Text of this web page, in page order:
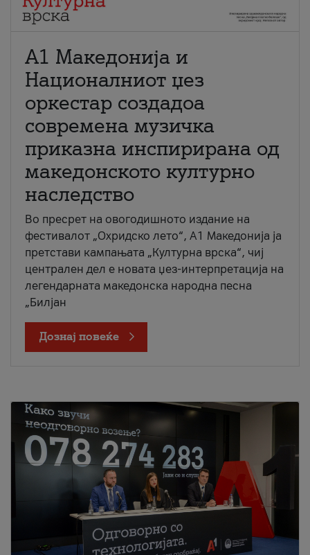
А1 Македонија и
Националниот џез
оркестар создадоа
современа музичка
приказна инспирирана од
македонското културно
наследство
Во пресрет на овогодишното издание на
фестивалот „Охридско лето“, А1 Македонија ја
претстави кампањата „Културна врска“, чиј
централен дел е новата џез-интерпретација на
легендарната македонска народна песна
„Билјан
Дознај повеќе